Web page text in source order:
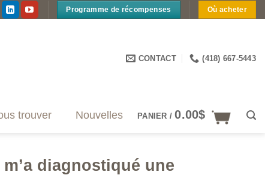
Programme de récompenses Où acheter
CONTACT (418) 667-5443
trouver Nouvelles PANIER /0.00$
diagnostiqué une